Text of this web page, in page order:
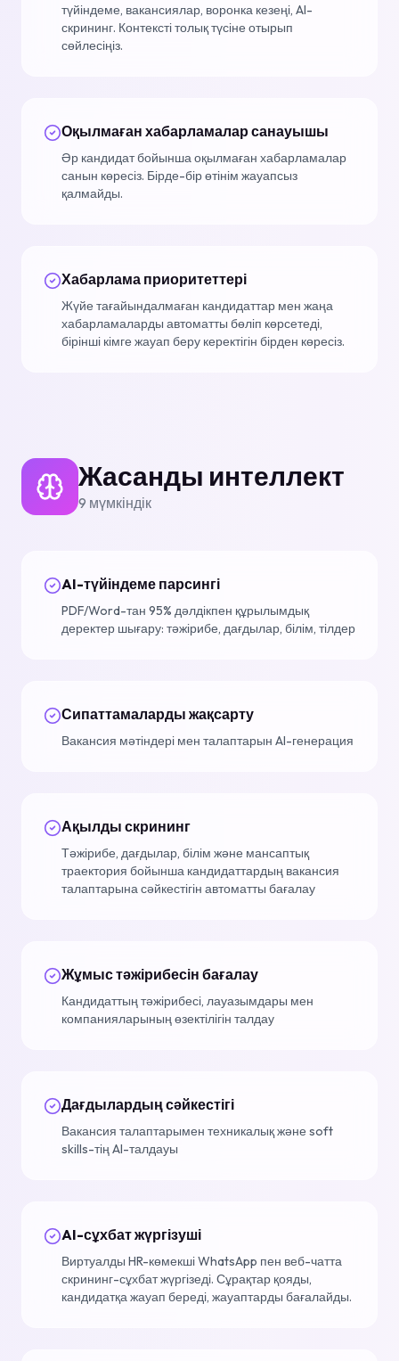
түйіндеме, вакансиялар, воронка кезеңі, AI-
скрининг. Контексті толық түсіне отырып
сөйлесіңіз.
Оқылмаған хабарламалар санауышы
Әр кандидат бойынша оқылмаған хабарламалар
санын көресіз. Бірде-бір өтінім жауапсыз
қалмайды.
Хабарлама приоритеттері
Жүйе тағайындалмаған кандидаттар мен жаңа
хабарламаларды автоматты бөліп көрсетеді,
бірінші кімге жауап беру керектігін бірден көресіз.
Жасанды интеллект
9 мүмкіндік
AI-түйіндеме парсингі
PDF/Word-тан 95% дәлдікпен құрылымдық
деректер шығару: тәжірибе, дағдылар, білім, тілдер
Сипаттамаларды жақсарту
Вакансия мәтіндері мен талаптарын AI-генерация
Ақылды скрининг
Тәжірибе, дағдылар, білім және мансаптық
траектория бойынша кандидаттардың вакансия
талаптарына сәйкестігін автоматты бағалау
Жұмыс тәжірибесін бағалау
Кандидаттың тәжірибесі, лауазымдары мен
компанияларының өзектілігін талдау
Дағдылардың сәйкестігі
Вакансия талаптарымен техникалық және soft
skills-тің AI-талдауы
AI-сұхбат жүргізуші
Виртуалды HR-көмекші WhatsApp пен веб-чатта
скрининг-сұхбат жүргізеді. Сұрақтар қояды,
кандидатқа жауап береді, жауаптарды бағалайды.